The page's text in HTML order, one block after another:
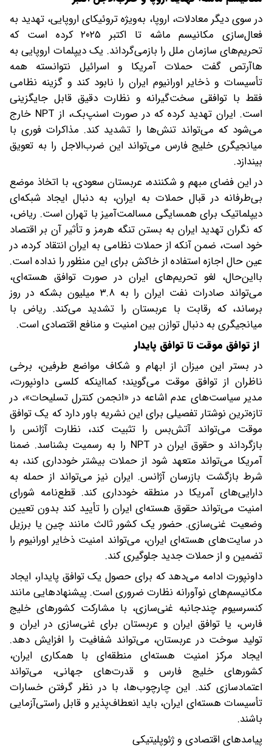
در سوی دیگر معادلات، اروپا، به‌ویژه تروئیکای اروپایی، تهدید به
فعال‌سازی مکانیسم ماشه تا اکتبر ۲۰۲۵ کرده است که
تحریم‌های سازمان ملل را بازمی‌گرداند. یک دیپلمات اروپایی به
هاآرتص گفت‌ حملات آمریکا و اسرائیل نتوانسته همه
تأسیسات و ذخایر اورانیوم ایران را نابود کند‌ و گزینه نظامی
فقط با توافقی سخت‌گیرانه و نظارت دقیق قابل‌ جایگزینی
است. ایران تهدید کرده که در صورت اسنپ‌بک، از NPT خارج
می‌شود که می‌تواند تنش‌ها را تشدید کند. مذاکرات فوری با
میانجیگری خلیج فارس می‌تواند این ضرب‌الاجل را به تعویق
بیندازد.
در این فضای مبهم و شکننده، عربستان سعودی، با اتخاذ موضع
بی‌طرفانه در قبال حملات به ایران، به دنبال ایجاد شبکه‌ای
دیپلماتیک برای همسایگی مسالمت‌آمیز با تهران است. ریاض،
که نگران تهدید ایران به بستن تنگه هرمز و تأثیر آن بر اقتصاد
خود است، ضمن آنکه از حملات نظامی به ایران انتقاد کرده، در
عین حال اجازه استفاده از خاکش برای این منظور را نداده است.
بااین‌حال، لغو تحریم‌های ایران در صورت توافق هسته‌ای،
می‌تواند صادرات نفت ایران را به ۳.۸ میلیون بشکه در روز
برساند، که رقابت با عربستان را تشدید می‌کند. ریاض با
میانجیگری به دنبال توازن بین امنیت و منافع اقتصادی است.
از توافق موقت تا توافق پایدار
در بستر این میزان از ابهام و شکاف مواضع طرفین، برخی
ناظران از توافق موقت می‌گویند؛ کمااینکه کلسی داونپورت،
مدیر سیاست‌های عدم اشاعه در «انجمن کنترل تسلیحات»، در
تازه‌ترین نوشتار تفصیلی برای این نشریه باور دارد که یک توافق
موقت می‌تواند آتش‌بس را تثبیت کند، نظارت آژانس را
بازگرداند و حقوق ایران در NPT را به رسمیت بشناسد. ضمنا
آمریکا می‌تواند متعهد شود از حملات بیشتر خودداری کند، به
شرط بازگشت بازرسان آژانس. ایران نیز می‌تواند از حمله به
دارایی‌های آمریکا در منطقه خودداری کند. قطع‌نامه شورای
امنیت می‌تواند حقوق هسته‌ای ایران را تأیید کند بدون تعیین
وضعیت غنی‌سازی. حضور یک کشور ثالث مانند چین یا برزیل
در سایت‌های هسته‌ای ایران، می‌تواند امنیت ذخایر اورانیوم را
تضمین و از حملات جدید جلوگیری کند.
داونپورت ادامه می‌دهد که برای حصول یک توافق پایدار، ایجاد
مکانیسم‌های نوآورانه نظارت ضروری است. پیشنهادهایی مانند
کنسرسیوم چندجانبه غنی‌سازی، با مشارکت کشورهای خلیج
فارس، یا توافق ایران و عربستان برای غنی‌سازی در ایران و
تولید سوخت در عربستان، می‌تواند شفافیت را افزایش دهد.
ایجاد مرکز امنیت هسته‌ای منطقه‌ای با همکاری ایران،
کشورهای خلیج فارس و قدرت‌های جهانی، می‌تواند
اعتمادسازی کند. این چارچوب‌ها، با در نظر گرفتن خسارات
تأسیسات هسته‌ای ایران، باید انعطاف‌پذیر و قابل راستی‌آزمایی
باشند.
پیامدهای اقتصادی و ژئوپلیتیکی